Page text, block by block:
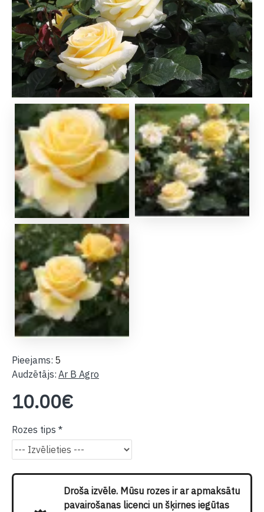
Pieejams: 5
Audzētājs: Ar B Agro
10.00€
Rozes tips
Droša izvēle. Mūsu rozes ir ar apmaksātu
pavairošanas licenci un šķirnes iegūtas